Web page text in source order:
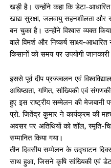
खड़ी है। उन्होंने कहा कि डेटा-आधारित
खाद्य सुरक्षा, जलवायु सहनशीलता और
बन चुका है। उन्होंने विश्वास व्यक्त
वाले विमर्श और निष्कर्ष साक्ष्य-
किसानों को समय पर उपयोगी
इससे पूर्व दीप प्रज्ज्वलन एवं
अधिष्ठाता, गणित, सांख्यिकी एवं
हुए इस राष्ट्रीय सम्मेलन की मेजबानी
प्रो. जितेंद्र कुमार ने कार्यक्रम की
अवसर पर अतिथियों को शॉल, स्मृति-
सम्मानित किया गया।
तीन दिवसीय सम्मेलन के उद्घाटन
साथ हुआ, जिसने कृषि सांख्यिकी एवं